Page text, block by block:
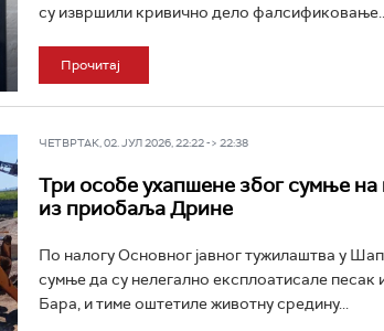
су извршили кривично дело фалсификовање...
Прочитај
ЧЕТВРТАК, 02. ЈУЛ 2026, 22:22 -> 22:38
Три особе ухапшене због сумње
из приобаља Дрине
По налогу Основног јавног тужилаштва у
сумње да су нелегално експлоатисале
Бара, и тиме оштетиле животну средину...